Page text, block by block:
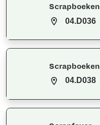
Scrapboeken
04.D036
Scrapboeken
04.D038